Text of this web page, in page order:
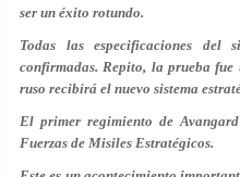
ser un éxito rotundo.
Todas las especificaciones del
confirmadas. Repito, la prueba
ruso recibirá el nuevo sistema
El primer regimiento de
Fuerzas de Misiles Estratégicos.